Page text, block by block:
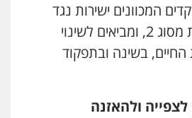
המכוונים ישירות נגד
מנגנון הדלקת מסוג 2, ומביאים לשינוי
החיים, בשינה ובתפקוד
ולהאזנה